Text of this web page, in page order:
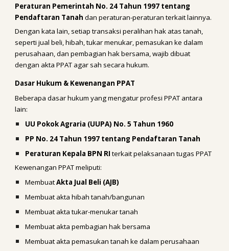
Peraturan Pemerintah No. 24 Tahun 1997 tentang
Pendaftaran Tanah dan peraturan-peraturan terkait lainnya.
Dengan kata lain, setiap transaksi peralihan hak atas tanah,
seperti jual beli, hibah, tukar menukar, pemasukan ke dalam
perusahaan, dan pembagian hak bersama, wajib dibuat
dengan akta PPAT agar sah secara hukum.
Dasar Hukum & Kewenangan PPAT
Beberapa dasar hukum yang mengatur profesi PPAT antara
lain:
UU Pokok Agraria (UUPA) No. 5 Tahun 1960
PP No. 24 Tahun 1997 tentang Pendaftaran Tanah
Peraturan Kepala BPN RIterkait pelaksanaan tugas PPAT
Kewenangan PPAT meliputi:
MembuatAkta Jual Beli (AJB)
Membuat akta hibah tanah/bangunan
Membuat akta tukar-menukar tanah
Membuat akta pembagian hak bersama
Membuat akta pemasukan tanah ke dalam perusahaan